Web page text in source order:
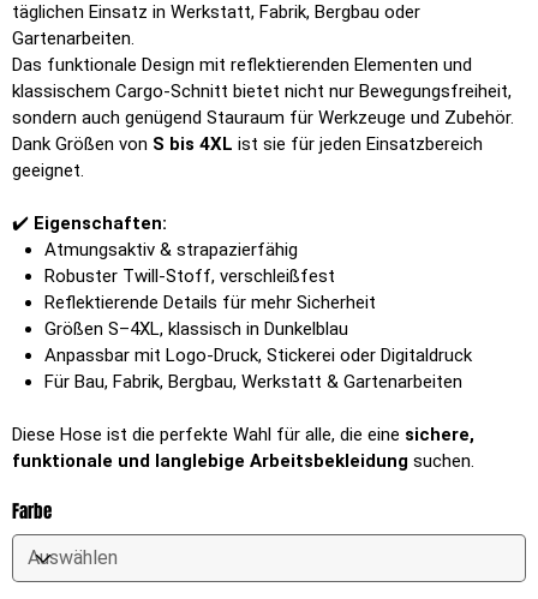
täglichen Einsatz in Werkstatt, Fabrik, Bergbau oder
Gartenarbeiten.
Das funktionale Design mit reflektierenden Elementen und
klassischem Cargo-Schnitt bietet nicht nur Bewegungsfreiheit,
sondern auch genügend Stauraum für Werkzeuge und Zubehör.
Dank Größen von S bis 4XL ist sie für jeden Einsatzbereich
geeignet.
✔️ Eigenschaften:
Atmungsaktiv & strapazierfähig
Robuster Twill-Stoff, verschleißfest
Reflektierende Details für mehr Sicherheit
Größen S–4XL, klassisch in Dunkelblau
Anpassbar mit Logo-Druck, Stickerei oder Digitaldruck
Für Bau, Fabrik, Bergbau, Werkstatt & Gartenarbeiten
Diese Hose ist die perfekte Wahl für alle, die eine sichere,
funktionale und langlebige Arbeitsbekleidung suchen.
Farbe